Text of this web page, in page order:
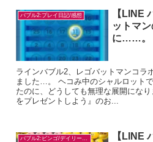
バブル2:プレイ日記/感想
【LINE
ットマ
に……。
ラインバブル2、レゴバットマンコラ
ました…。 ヘコみ中のシャルロット
たのに、どうしても無理な展開にな
をプレゼントしよう』のお...
バブル2:ビンゴ/デイリー/お題対策
【LINE